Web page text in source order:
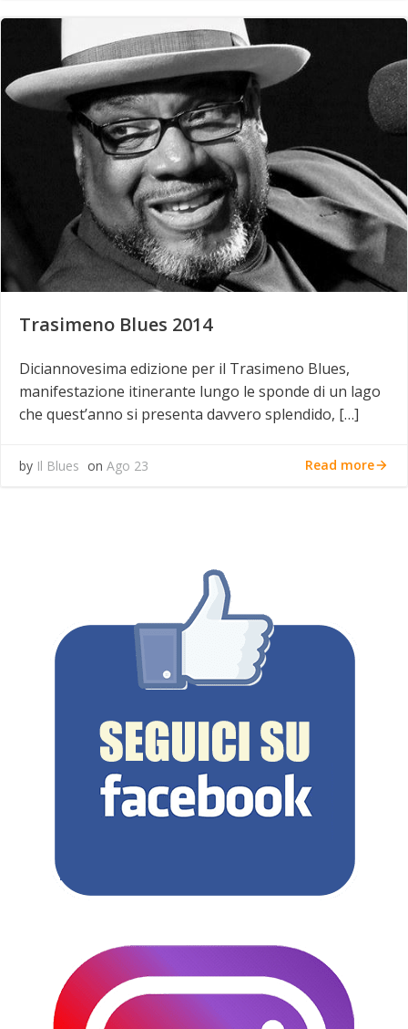
Trasimeno Blues 2014
Diciannovesima edizione per il Trasimeno Blues,
manifestazione itinerante lungo le sponde di un lago
che quest’anno si presenta davvero splendido, […]
by Il Blues on Ago 23 Read more